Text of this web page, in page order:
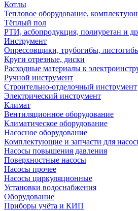
Котлы
Тепловое оборудование,
Тёплый пол
РТИ, асбопродукция, полиуретан и
Инструмент
Опрессовщики, трубогибы,
Круги отрезные, диски
Расходные материалы к
Ручной инструмент
Строительно-отделочный инструмент
Электрический инструмент
Климат
Вентиляционное оборудование
Климатическое оборудование
Насосное оборудование
Комплектующие и запчасти для
Насосы повышения давления
Поверхностные насосы
Насосы прочее
Насосы циркуляционные
Установки водоснабжения
Оборудование
Приборы учёта и КИП